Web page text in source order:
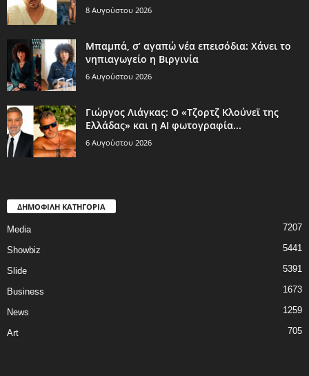
8 Αυγούστου 2026
Μπαμπά, σ’ αγαπώ νέα επεισόδια: Χάνει το
νηπιαγωγείο η Βιργινία
6 Αυγούστου 2026
Γιώργος Λιάγκας: Ο «Τζορτζ Κλούνεϊ της
Ελλάδας» και η AI φωτογραφία...
6 Αυγούστου 2026
ΔΗΜΟΦΙΛΗ ΚΑΤΗΓΟΡΙΑ
Media 7207
Showbiz 5441
Slide 5391
Business 1673
News 1259
Art 705